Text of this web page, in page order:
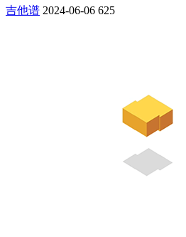
吉他谱 2024-06-06 625